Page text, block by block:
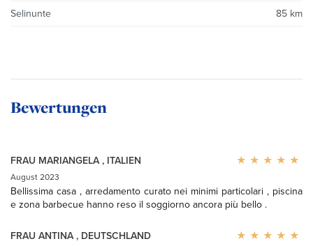
Selinunte 85 km
Bewertungen
FRAU MARIANGELA , ITALIEN
August 2023
Bellissima casa , arredamento curato nei minimi particolari , piscina
e zona barbecue hanno reso il soggiorno ancora più bello .
FRAU ANTINA , DEUTSCHLAND